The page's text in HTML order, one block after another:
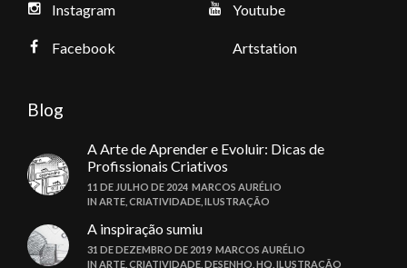
Instagram
Facebook
Youtube
Artstation
Blog
A Arte de Aprender e Evoluir: Dicas de
Profissionais Criativos
11 DE JULHO DE 2024 MARCOS AURÉLIO
IN ARTE CRIATIVIDADE ILUSTRAÇÃO
A inspiração sumiu
31 DE DEZEMBRO DE 2019 MARCOS AURÉLIO
IN ARTE CRIATIVIDADE DESENHO HQ ILUSTRAÇÃO